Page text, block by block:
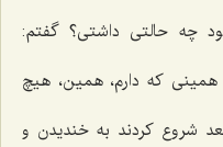
بود چه حالتی داشتی؟ گفتم:
كه دارم، همین، هیچ
شروع كردند به خندیدن و